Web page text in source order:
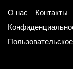
О нас Контакты